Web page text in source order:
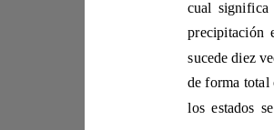
precipitaci
los